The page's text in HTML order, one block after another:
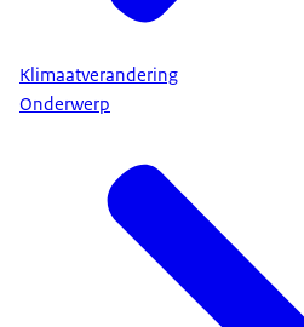
Klimaatverandering
Onderwerp